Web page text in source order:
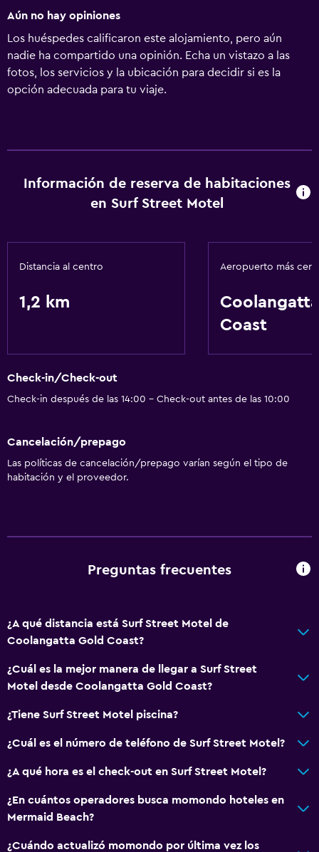
Aún no hay opiniones
Los huéspedes calificaron este alojamiento, pero aún
nadie ha compartido una opinión. Echa un vistazo a las
fotos, los servicios y la ubicación para decidir si es la
opción adecuada para tu viaje.
Información de reserva de habitaciones
en Surf Street Motel
Distancia al centro
1,2 km
Aeropuerto más
Coast
Check-in/Check-out
Check-in después de las 14:00 - Check-out antes de las 10:00
Cancelación/prepago
Las políticas de cancelación/prepago varían según el tipo de
habitación y el proveedor.
Preguntas frecuentes
¿A qué distancia está Surf Street Motel de
Coolangatta Gold Coast?
¿Cuál es la mejor manera de llegar a Surf Street
Motel desde Coolangatta Gold Coast?
¿Tiene Surf Street Motel piscina?
¿Cuál es el número de teléfono de Surf Street Motel?
¿A qué hora es el check-out en Surf Street Motel?
¿En cuántos operadores busca momondo hoteles en
Mermaid Beach?
¿Cuándo actualizó momondo por última vez los